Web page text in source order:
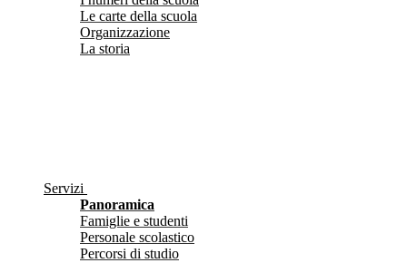
Le carte della scuola
Organizzazione
La storia
Servizi
Panoramica
Famiglie e studenti
Personale scolastico
Percorsi di studio